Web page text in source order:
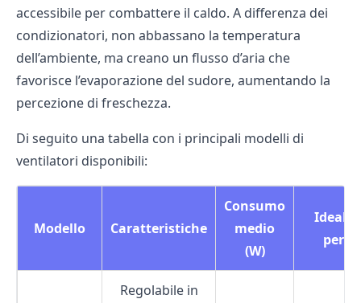
accessibile per combattere il caldo. A differenza dei
condizionatori, non abbassano la temperatura
dell’ambiente, ma creano un flusso d’aria che
favorisce l’evaporazione del sudore, aumentando la
percezione di freschezza.
Di seguito una tabella con i principali modelli di
ventilatori disponibili:
Modello Caratteristiche
Consumo
medio
(W)
Ideale
per
Regolabile in